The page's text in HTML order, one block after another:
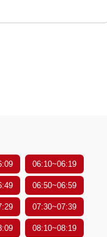
06:10~06:19
06:50~06:59
07:30~07:39
08:10~08:19